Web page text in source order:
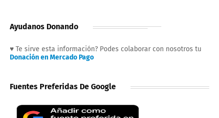
Ayudanos Donando
♥ Te sirve esta información? Podes colaborar con nosotros tu
Donación en Mercado Pago
Fuentes Preferidas De Google